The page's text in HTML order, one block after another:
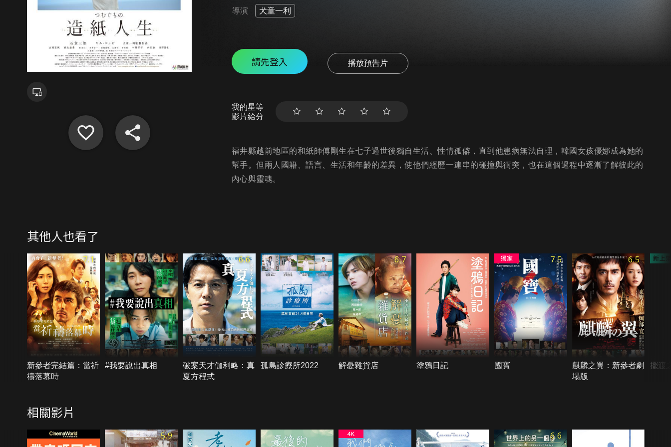
導演 犬童一利
請先登入 播放預告片
我的星等
影片給分
福井縣越前地區的和紙師傅剛生在七子過世後獨自生活、性情孤僻，直到他患病無法自理，韓國女孩優娜成為她的
幫手。但兩人國籍、語言、生活和年齡的差異，使他們經歷一連串的碰撞與衝突，也在這個過程中逐漸了解彼此的
內心與靈魂。
其他人也看了
7.1
新參者完結篇：當祈
禱落幕時
#我要說出真相
6.6
破案天才伽利略：真
夏方程式
孤島診療所2022
6.7
解憂雜貨店 塗鴉日記
7.5
國寶
6.5
麒麟之翼：新參者劇
場版
擺渡
相關影片
5.9 6.6